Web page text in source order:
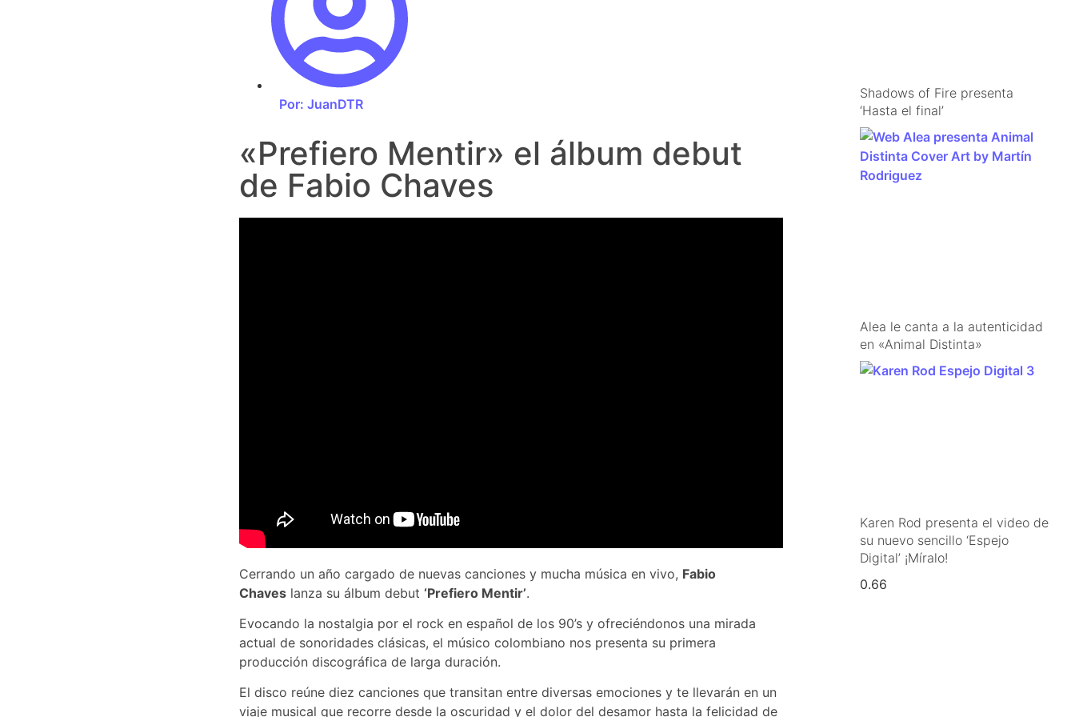
Por: JuanDTR
«Prefiero Mentir» el álbum debut
de Fabio Chaves
Cerrando un año cargado de nuevas canciones y mucha música en vivo, Fabio
Chaveslanza su álbum debut ‘Prefiero Mentir’.
Evocando la nostalgia por el rock en español de los 90’s y ofreciéndonos una mirada
actual de sonoridades clásicas, el músico colombiano nos presenta su primera
producción discográfica de larga duración.
El disco reúne diez canciones que transitan entre diversas emociones y te llevarán en un
viaje musical que recorre desde la oscuridad y el dolor del desamor hasta la felicidad de
Shadows of Fire presenta
‘Hasta el final’
Alea le canta a la autenticidad
en «Animal Distinta»
Karen Rod presenta el video de
su nuevo sencillo ‘Espejo
Digital’ ¡Míralo!